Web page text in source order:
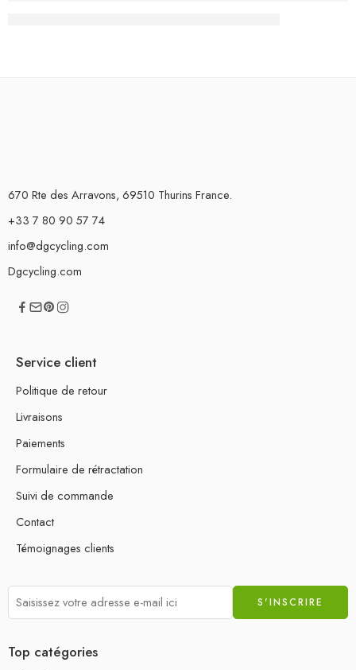
670 Rte des Arravons, 69510 Thurins France.
+33 7 80 90 57 74
info@dgcycling.com
Dgcycling.com
Service client
Politique de retour
Livraisons
Paiements
Formulaire de rétractation
Suivi de commande
Contact
Témoignages clients
Top catégories